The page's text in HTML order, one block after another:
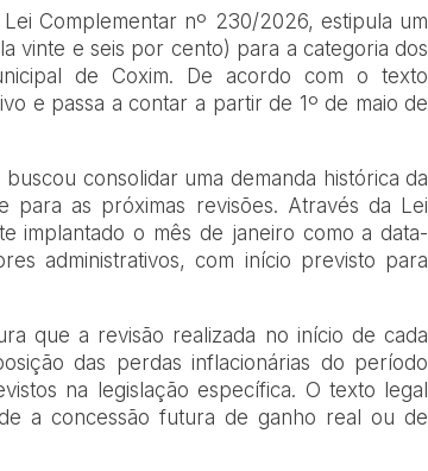
Complementar nº 230/2026, estipula um
vinte e seis por cento) para a categoria dos
de Coxim. De acordo com o texto
e passa a contar a partir de 1º de maio de
consolidar uma demanda histórica da
para as próximas revisões. Através da Lei
implantado o mês de janeiro como a data-
administrativos, com início previsto para
que a revisão realizada no início de cada
das perdas inflacionárias do período
na legislação específica. O texto legal
a concessão futura de ganho real ou de